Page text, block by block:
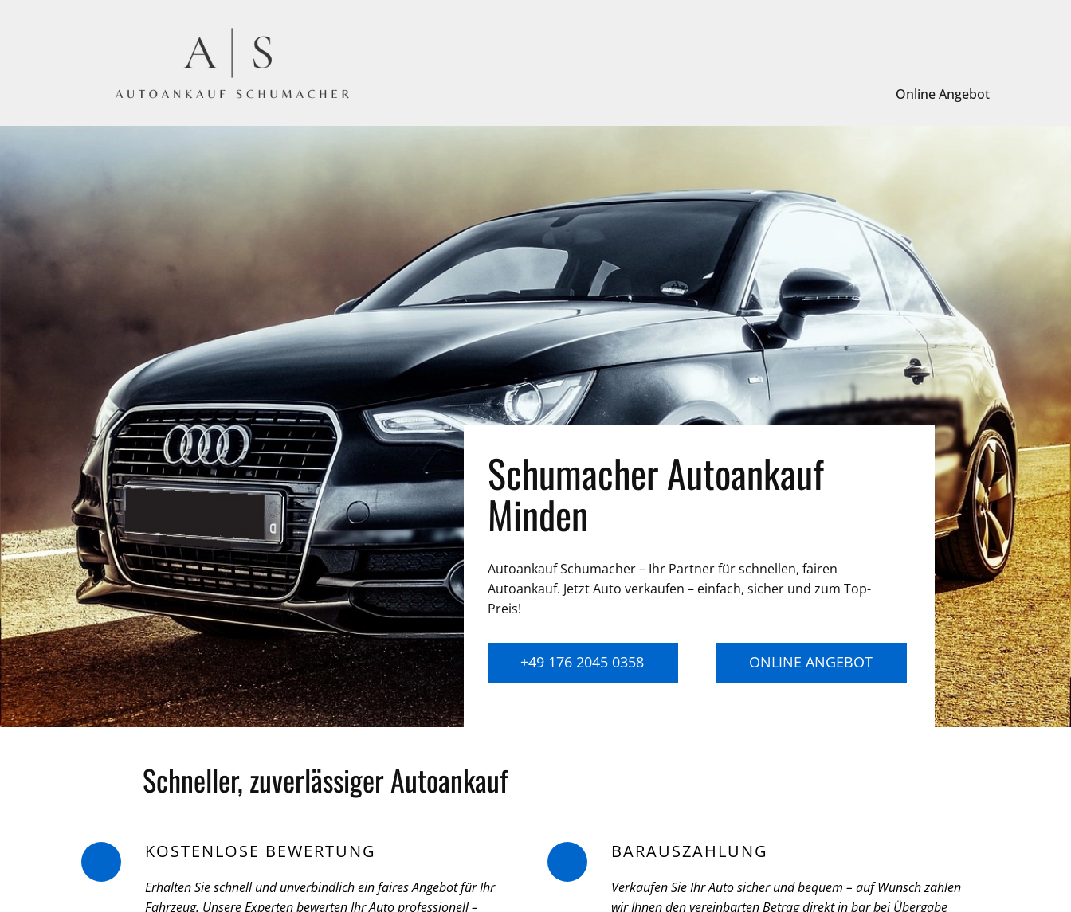
Online Angebot
Schumacher Autoankauf
Minden
Autoankauf Schumacher – Ihr Partner für schnellen, fairen
Autoankauf. Jetzt Auto verkaufen – einfach, sicher und zum Top-
Preis!
+49 176 2045 0358 ONLINE ANGEBOT
Schneller, zuverlässiger Autoankauf
KOSTENLOSE BEWERTUNG
Erhalten Sie schnell und unverbindlich ein faires Angebot für Ihr
Fahrzeug. Unsere Experten bewerten Ihr Auto professionell –
BARAUSZAHLUNG
Verkaufen Sie Ihr Auto sicher und bequem – auf Wunsch zahlen
wir Ihnen den vereinbarten Betrag direkt in bar bei Übergabe